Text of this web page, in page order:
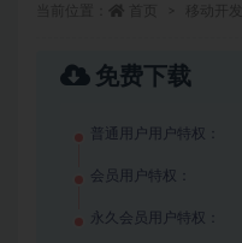
免费下载
普通用户用户特权：
会员用户特权：
永久会员用户特权：